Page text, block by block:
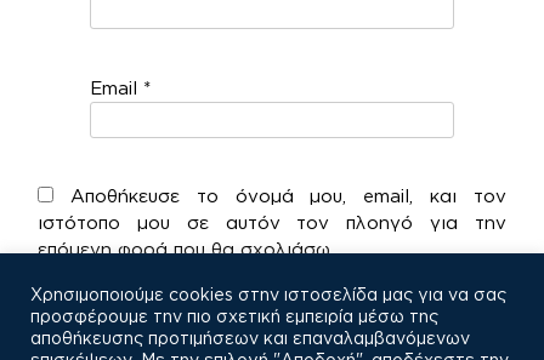
Email *
Αποθήκευσε το όνομά μου, email, και τον
ιστότοπο μου σε αυτόν τον πλοηγό για την
επόμενη φορά που θα σχολιάσω.
Χρησιμοποιούμε cookies στην ιστοσελίδα μας για να σας
προσφέρουμε την πιο σχετική εμπειρία μέσω της
αποθήκευσης προτιμήσεων και επαναλαμβανόμενων